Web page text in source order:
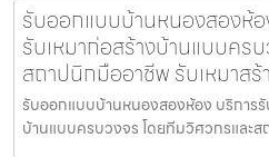
รับออกแบบบ้านหนองสองห้อ
รับเหมาก่อสร้างบ้านแบบคร
สถาปนิกมืออาชีพ รับเหมาส
รับออกแบบบ้านหนองสองห้อง บริการรั
บ้านแบบครบวงจร โดยทีมวิศวกรและ